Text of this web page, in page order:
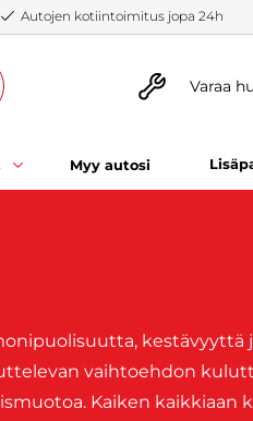
Autojen kotiintoimitus jopa 24h
Varaa
Myy autosi
kestävyyttä
vaihtoehdon
Kaiken kaikkiaan